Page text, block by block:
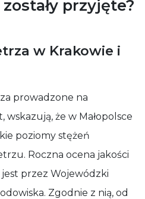
przyjęte?
w Krakowie i
prowadzone na
że w Małopolsce
poziomy stężeń
Roczna ocena jakości
przez Wojewódzki
Zgodnie z nią, od